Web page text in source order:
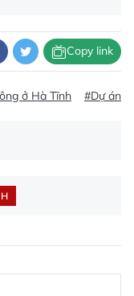
Copy link
ở Hà Tĩnh #Dự án